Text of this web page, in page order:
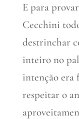
E para
Cecchini
destrinchar
inteiro no
intenção era
respeitar o